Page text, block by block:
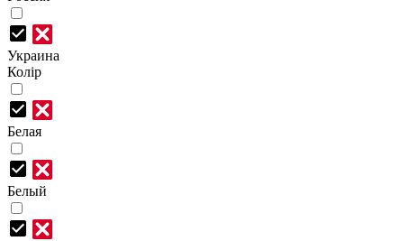
Украина
Колір
Белая
Белый